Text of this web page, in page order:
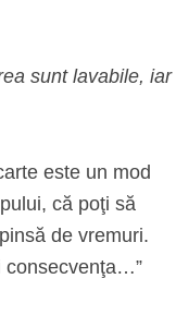
sunt lavabile, iar
este un mod
că poţi să
de vremuri.
consecvenţa…”